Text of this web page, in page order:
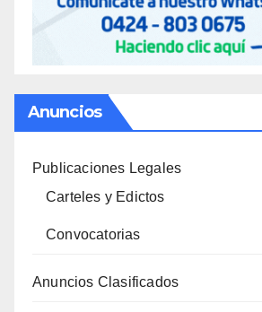
Anuncios
Publicaciones Legales
Carteles y Edictos
Convocatorias
Anuncios Clasificados